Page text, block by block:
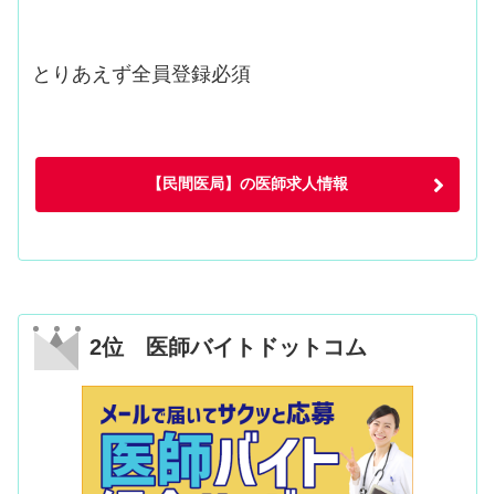
とりあえず全員登録必須
【民間医局】の医師求人情報
2位 医師バイトドットコム